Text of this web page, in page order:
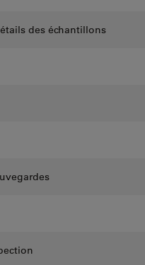
des échantillons